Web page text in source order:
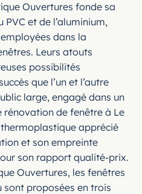
Ouvertures fonde sa
et de l’aluminium,
dans la
Leurs atouts
possibilités
que l’un et l’autre
large, engagé dans un
de fenêtre à Le
thermoplastique apprécié
et son empreinte
son rapport qualité-prix.
Ouvertures, les fenêtres
sont proposées en trois